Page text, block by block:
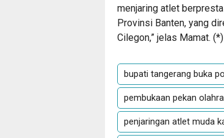
menjaring atlet
Provinsi Banten, yang
Cilegon,” jelas Mamat. (*)
bupati tangerang buka
pembukaan pekan
penjaringan atlet muda